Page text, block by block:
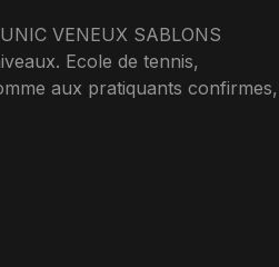
VENEUX SABLONS
Ecole de tennis,
aux pratiquants confirmes,